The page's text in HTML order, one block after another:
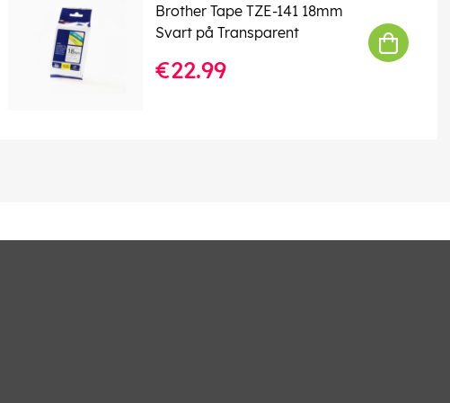
Brother Tape TZE-141 18mm
Svart på Transparent
€22.99